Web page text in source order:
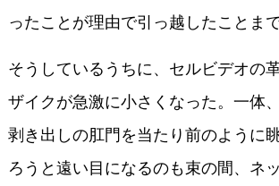
ったことが理由で引っ越したことまで
そうしているうちに、セルビデオの
ザイクが急激に小さくなった。一体
剥き出しの肛門を当たり前のように
ろうと遠い目になるのも束の間、ネ